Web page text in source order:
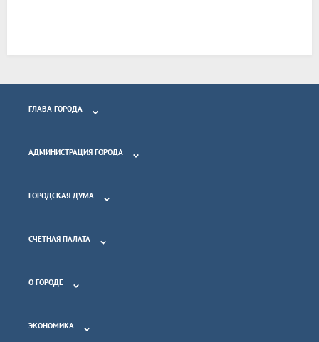
ГЛАВА ГОРОДА
АДМИНИСТРАЦИЯ ГОРОДА
ГОРОДСКАЯ ДУМА
СЧЕТНАЯ ПАЛАТА
О ГОРОДЕ
ЭКОНОМИКА